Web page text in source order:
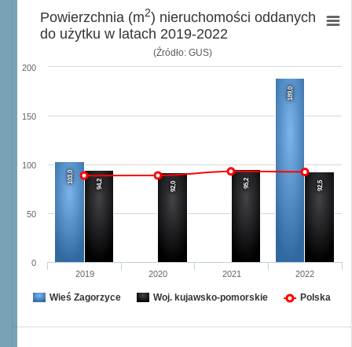
(Źródło: GUS)
103,0
189,0
94,2 92,0 95,2 92,5
2019 2020 2021 2022
0
50
100
150
200
Powierzchnia (m2) nieruchomości oddanych
do użytku w latach 2019-2022
Wieś Zagorzyce Woj. kujawsko-pomorskie Polska